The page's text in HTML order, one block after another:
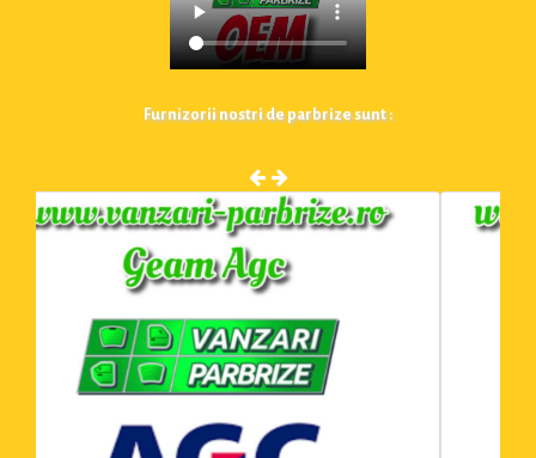
Furnizorii nostri de parbrize sunt :